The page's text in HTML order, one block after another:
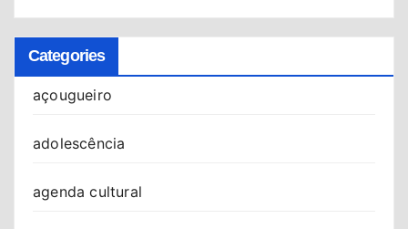
Categories
açougueiro
adolescência
agenda cultural